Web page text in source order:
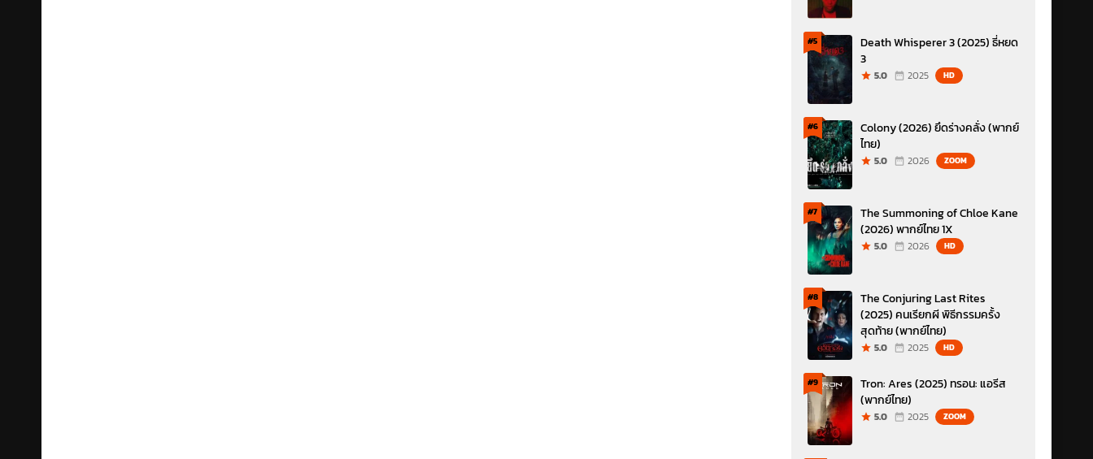
#5
Death Whisperer 3 (2025) ธี่หยด
3
5.0 2025 HD
#6
Colony (2026) ยึดร่างคลั่ง (พากย์
ไทย)
5.0 2026 ZOOM
#7
The Summoning of Chloe Kane
(2026) พากย์ไทย 1X
5.0 2026 HD
#8
The Conjuring Last Rites
(2025) คนเรียกผี พิธีกรรมครั้ง
สุดท้าย (พากย์ไทย)
5.0 2025 HD
#9
Tron: Ares (2025) ทรอน: แอรีส
(พากย์ไทย)
5.0 2025 ZOOM